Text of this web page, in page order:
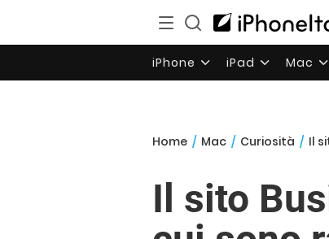
iPhone iPad Mac
Home / Mac / Curiosità / Il
Il sito